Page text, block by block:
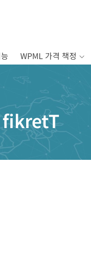
WPML 가격 책정
fikretT